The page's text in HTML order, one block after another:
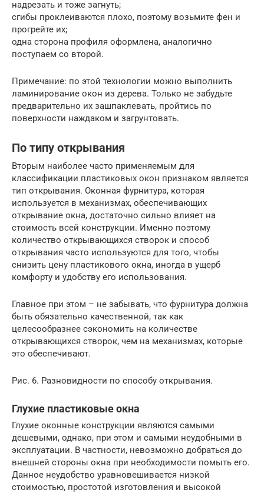
надрезать и тоже загнуть;
сгибы проклеиваются плохо, поэтому возьмите фен и
прогрейте их;
одна сторона профиля оформлена, аналогично
поступаем со второй.
Примечание: по этой технологии можно выполнить
ламинирование окон из дерева. Только не забудьте
предварительно их зашпаклевать, пройтись по
поверхности наждаком и загрунтовать.
По типу открывания
Вторым наиболее часто применяемым для
классификации пластиковых окон признаком является
тип открывания. Оконная фурнитура, которая
используется в механизмах, обеспечивающих
открывание окна, достаточно сильно влияет на
стоимость всей конструкции. Именно поэтому
количество открывающихся створок и способ
открывания часто используются для того, чтобы
снизить цену пластикового окна, иногда в ущерб
комфорту и удобству его использования.
Главное при этом – не забывать, что фурнитура должна
быть обязательно качественной, так как
целесообразнее сэкономить на количестве
открывающихся створок, чем на механизмах, которые
это обеспечивают.
Рис. 6. Разновидности по способу открывания.
Глухие пластиковые окна
Глухие оконные конструкции являются самыми
дешевыми, однако, при этом и самыми неудобными в
эксплуатации. В частности, невозможно добраться до
внешней стороны окна при необходимости помыть его.
Данное неудобство уравновешивается низкой
стоимостью, простотой изготовления и высокой